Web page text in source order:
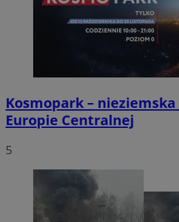
Kosmopark –
Europie Centralnej
5